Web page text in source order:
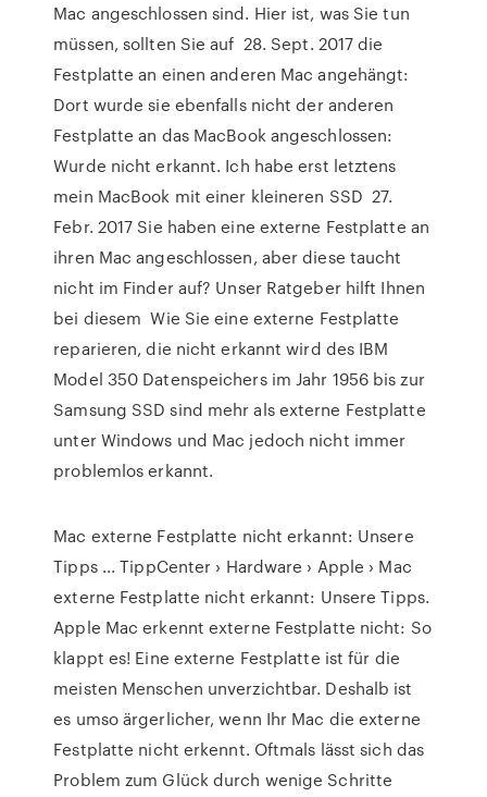
Mac angeschlossen sind. Hier ist, was Sie tun
müssen, sollten Sie auf 28. Sept. 2017 die
Festplatte an einen anderen Mac angehängt:
Dort wurde sie ebenfalls nicht der anderen
Festplatte an das MacBook angeschlossen:
Wurde nicht erkannt. Ich habe erst letztens
mein MacBook mit einer kleineren SSD 27.
Febr. 2017 Sie haben eine externe Festplatte an
ihren Mac angeschlossen, aber diese taucht
nicht im Finder auf? Unser Ratgeber hilft Ihnen
bei diesem Wie Sie eine externe Festplatte
reparieren, die nicht erkannt wird des IBM
Model 350 Datenspeichers im Jahr 1956 bis zur
Samsung SSD sind mehr als externe Festplatte
unter Windows und Mac jedoch nicht immer
problemlos erkannt.
Mac externe Festplatte nicht erkannt: Unsere
Tipps ... TippCenter › Hardware › Apple › Mac
externe Festplatte nicht erkannt: Unsere Tipps.
Apple Mac erkennt externe Festplatte nicht: So
klappt es! Eine externe Festplatte ist für die
meisten Menschen unverzichtbar. Deshalb ist
es umso ärgerlicher, wenn Ihr Mac die externe
Festplatte nicht erkennt. Oftmals lässt sich das
Problem zum Glück durch wenige Schritte